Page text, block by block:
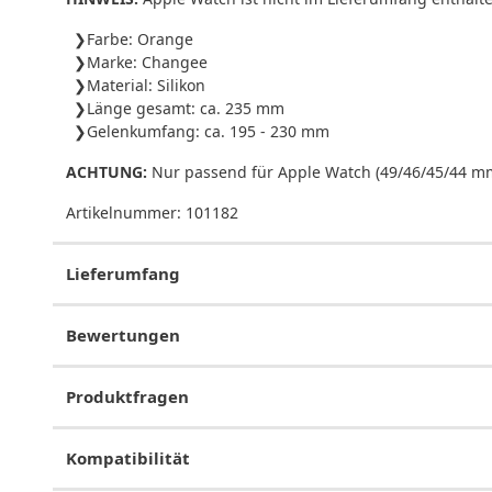
Farbe: Orange
Marke: Changee
Material: Silikon
Länge gesamt: ca. 235 mm
Gelenkumfang: ca. 195 - 230 mm
ACHTUNG: Nur passend für Apple Watch (49/46/45/44
Artikelnummer: 101182
Lieferumfang
Bewertungen
Produktfragen
Kompatibilität